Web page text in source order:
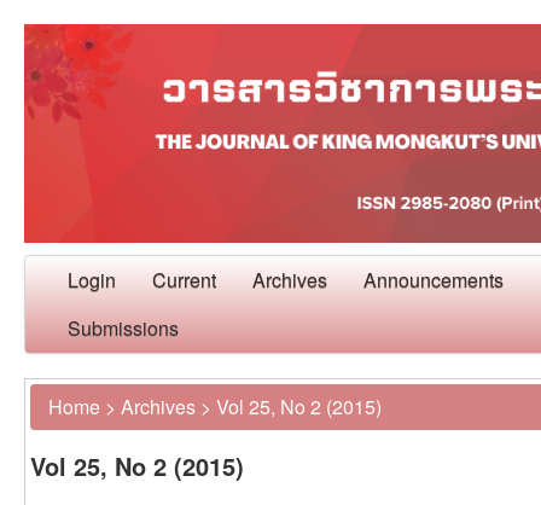
Login Current Archives Announcements
Submissions
Home > Archives > Vol 25, No 2 (2015)
Vol 25, No 2 (2015)